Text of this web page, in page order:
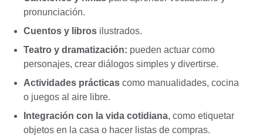
pronunciación.
Cuentos y libros ilustrados.
Teatro y dramatización: pueden actuar como
personajes, crear diálogos simples y divertirse.
Actividades prácticas como manualidades, cocina
o juegos al aire libre.
Integración con la vida cotidiana, como etiquetar
objetos en la casa o hacer listas de compras.